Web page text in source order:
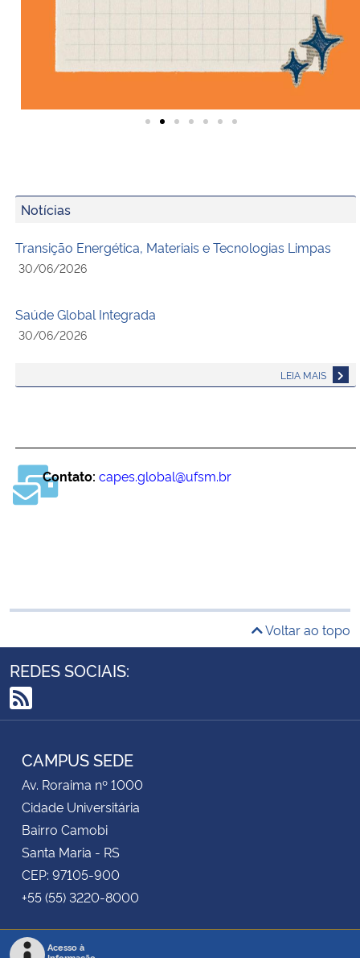
Notícias
Transição Energética, Materiais e Tecnologias Limpas
30/06/2026
Saúde Global Integrada
30/06/2026
LEIA MAIS
Contato: capes.global@ufsm.br
Voltar ao topo
REDES SOCIAIS:
RSS
CAMPUS SEDE
Av. Roraima nº 1000
Cidade Universitária
Bairro Camobi
Santa Maria - RS
CEP: 97105-900
+55 (55) 3220-8000
Acesso à